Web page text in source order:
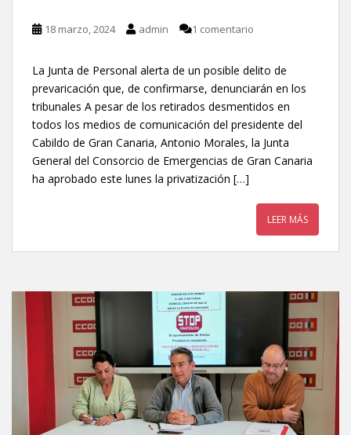
18 marzo, 2024 admin 1 comentario
La Junta de Personal alerta de un posible delito de
prevaricación que, de confirmarse, denunciarán en los
tribunales A pesar de los retirados desmentidos en
todos los medios de comunicación del presidente del
Cabildo de Gran Canaria, Antonio Morales, la Junta
General del Consorcio de Emergencias de Gran Canaria
ha aprobado este lunes la privatización […]
LEER MÁS